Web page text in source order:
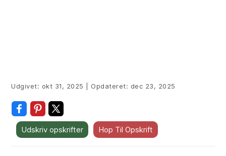
Udgivet: okt 31, 2025 Opdateret: dec 23, 2025
Udskriv opskrifter Hop Til Opskrift